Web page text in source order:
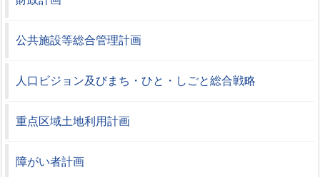
公共施設等総合管理計画
人口ビジョン及びまち・ひと・しごと総合戦略
重点区域土地利用計画
障がい者計画